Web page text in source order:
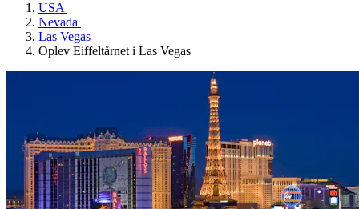
USA
Nevada
Las Vegas
Oplev Eiffeltårnet i Las Vegas